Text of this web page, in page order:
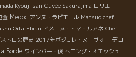
Kyouji san Cuvée Sakurajima ロリエ
置 Medoc アンヌ・ラピエール Matsuo chef
Oita Ebisu ドメーヌ・トマ・ルアネ Chef
トロの歴史 2017年ボジョレ・ヌーヴォー デコ
Borde ワインバー・俊 へニング・オエッシュ